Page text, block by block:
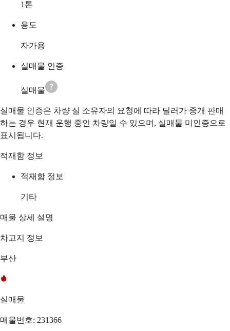
1 톤
용도
자가용
실매물 인증
실매물
실매물 인증은 차량 실 소유자의 요청에 따라 딜러가 중개 판매
하는 경우 현재 운행 중인 차량일 수 있으며, 실매물 미인증으로
표시됩니다.
적재함 정보
적재함 정보
기타
매물 상세 설명
차고지 정보
부산
실매물
매물번호: 231366